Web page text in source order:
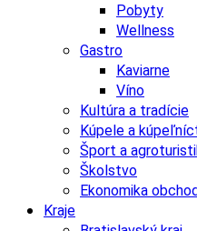
Pobyty
Wellness
Gastro
Kaviarne
Víno
Kultúra a tradície
Kúpele a
Šport a
Školstvo
Ekonomika
Kraje